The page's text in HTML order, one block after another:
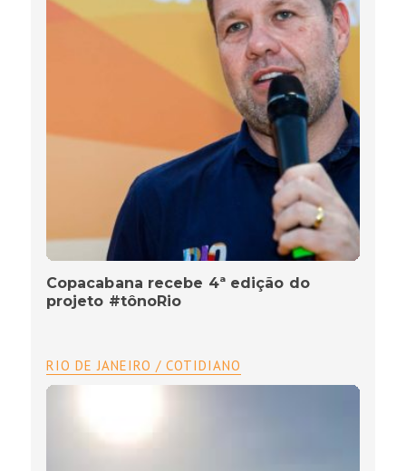
Copacabana recebe 4ª edição do
projeto #tônoRio
RIO DE JANEIRO / COTIDIANO